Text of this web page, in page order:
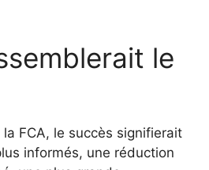
le
FCA, le succès signifierait
informés, une réduction